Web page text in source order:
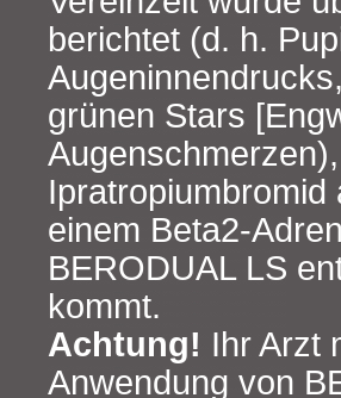
berichtet (d. h.
grünen Stars
Ipratropiumbromid
einem
BERODUAL LS
kommt.
Achtung! Ihr Arzt
Anwendung von